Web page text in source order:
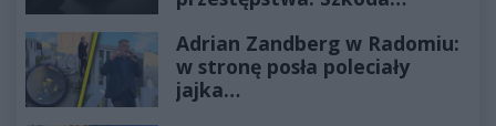
złotych
Adrian Zandberg w Radomiu:
w stronę posła poleciały
jajka…